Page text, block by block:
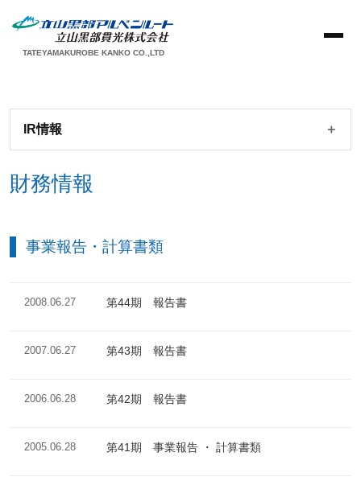
TATEYAMAKUROBE KANKO CO.,LTD
IR情報
財務情報
事業報告・計算書類
2008.06.27 第44期 報告書
2007.06.27 第43期 報告書
2006.06.28 第42期 報告書
2005.06.28 第41期 事業報告 ・ 計算書類